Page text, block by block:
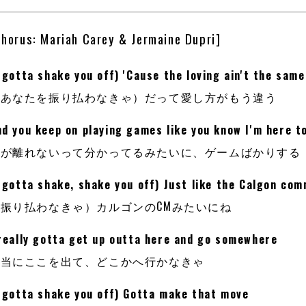
Mariah Carey & Jermaine Dupri]
shake you off) 'Cause the loving ain't the same
あなたを振り払わなきゃ）だって愛し方がもう違う
you keep on playing games like you know I'm here
離れないって分かってるみたいに、ゲームばかりする
shake, shake you off) Just like the Calgon
振り払わなきゃ）カルゴンのCMみたいにね
gotta get up outta here and go somewhere
にここを出て、どこかへ行かなきゃ
shake you off) Gotta make that move